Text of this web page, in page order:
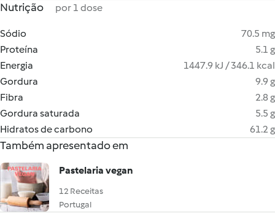
Nutrição por 1 dose
Sódio
70.5 mg
Proteína
5.1 g
Energia
1447.9 kJ / 346.1 kcal
Gordura
9.9 g
Fibra
2.8 g
Gordura saturada
5.5 g
Hidratos de carbono
61.2 g
Também apresentado em
Pastelaria vegan
12 Receitas
Portugal